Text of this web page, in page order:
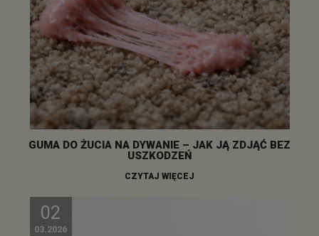
GUMA DO ŻUCIA NA DYWANIE – JAK JĄ ZDJĄĆ BEZ
USZKODZEŃ
CZYTAJ WIĘCEJ
02
03.2026